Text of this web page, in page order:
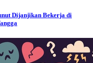
Dijanjikan Bekerja di